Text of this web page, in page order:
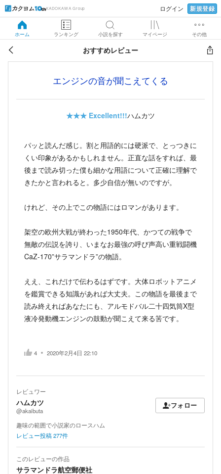
KADOKAWA Group ログイン 新規登録
ホーム ランキング 小説を探す マイページ その他
おすすめレビュー
エンジンの音が聞こえてくる
★★★ Excellent!!!ハムカツ
パッと読んだ感じ。割と用語的には硬派で、とっつきに
くい印象があるかもしれません。正直な話をすれば、最
後まで読み切った僕も細かな用語について正確に理解で
きたかと言われると。多少自信が無いのですが。
けれど、その上でこの物語にはロマンがあります。
架空の欧州大戦が終わった1950年代、かつての戦争で
無敵の伝説を誇り、いまなお最強の呼び声高い重戦闘機
CaZ-170”サラマンドラ”の物語。
ええ、これだけで伝わるはずです。大体ロボットアニメ
を鑑賞できる知識があれば大丈夫。この物語を最後まで
読み終えればあなたにも、アルモドバル二十四気筒X型
液冷発動機エンジンの鼓動が聞こえて来る筈です。
4 2020年2月4日 22:10
レビュワー
ハムカツ
@akaibuta
フォロー
趣味の範囲で小説家のロースハム
レビュー投稿277件
このレビューの作品
サラマンドラ航空郵便社